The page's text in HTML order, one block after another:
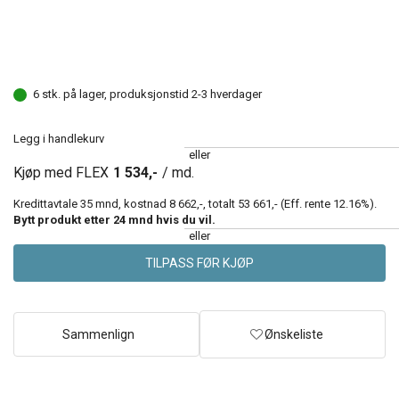
6 stk. på lager, produksjonstid 2-3 hverdager
Legg i handlekurv
eller
Kjøp med FLEX 1 534,- / md.
Kredittavtale 35 mnd, kostnad 8 662,-, totalt 53 661,- (Eff. rente 12.16%).
Bytt produkt etter 24 mnd hvis du vil.
eller
TILPASS FØR KJØP
Sammenlign Ønskeliste